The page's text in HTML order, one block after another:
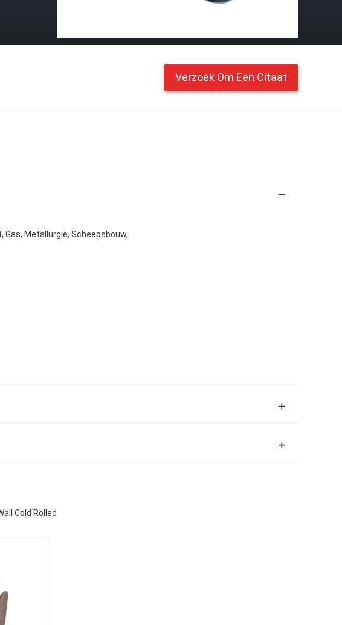
Verzoek Om Een Citaat
Metallurgie, Scheepsbouw,
Cold Rolled